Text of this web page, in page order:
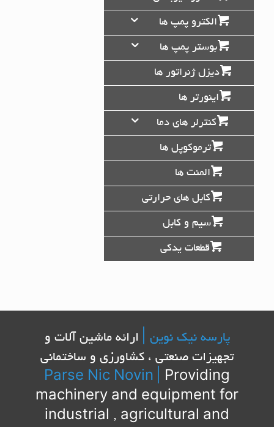
الکترو پمپ ها
بوستر پمپ ها
دیزل ژنراتور ها
اینورتر ها
کنترلر های دما
ترموکوپل ها
المنت ها
کابل های حرارتی
سیم و کابل
قطعات یدکی
پارسه نیک نوین |
ارائه ماشین آلات و
تجهیزات صنعتی ، کشاورزی و ساختمانی
Parse Nic Novin
Providing
machinery and equipment for
industrial , agricultural and